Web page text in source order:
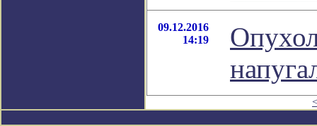
09.12.2016
14:19